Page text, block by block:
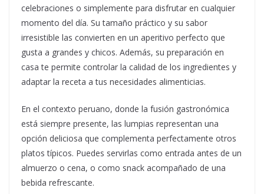
celebraciones o simplemente para disfrutar en cualquier
momento del día. Su tamaño práctico y su sabor
irresistible las convierten en un aperitivo perfecto que
gusta a grandes y chicos. Además, su preparación en
casa te permite controlar la calidad de los ingredientes y
adaptar la receta a tus necesidades alimenticias.
En el contexto peruano, donde la fusión gastronómica
está siempre presente, las lumpias representan una
opción deliciosa que complementa perfectamente otros
platos típicos. Puedes servirlas como entrada antes de un
almuerzo o cena, o como snack acompañado de una
bebida refrescante.